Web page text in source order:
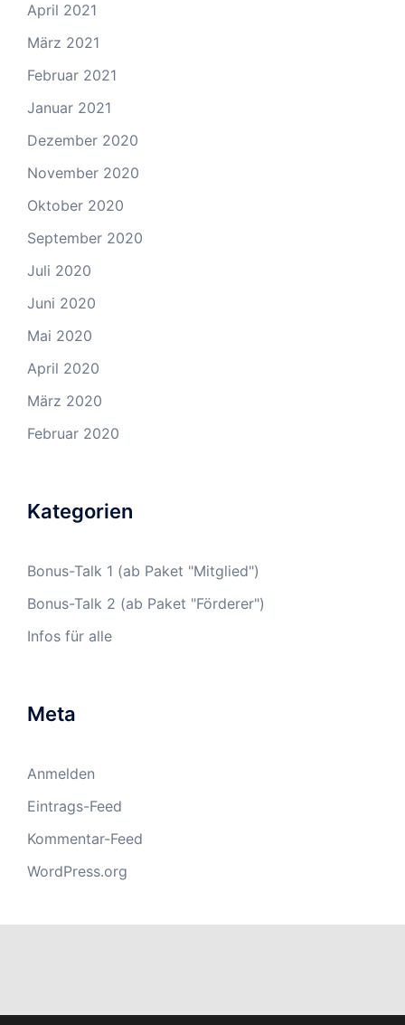
April 2021
März 2021
Februar 2021
Januar 2021
Dezember 2020
November 2020
Oktober 2020
September 2020
Juli 2020
Juni 2020
Mai 2020
April 2020
März 2020
Februar 2020
Kategorien
Bonus-Talk 1 (ab Paket "Mitglied")
Bonus-Talk 2 (ab Paket "Förderer")
Infos für alle
Meta
Anmelden
Eintrags-Feed
Kommentar-Feed
WordPress.org